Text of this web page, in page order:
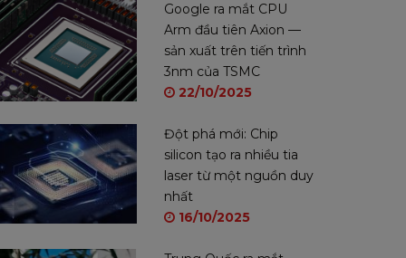
Google ra mắt CPU
Arm đầu tiên Axion —
sản xuất trên tiến trình
3nm của TSMC
22/10/2025
Đột phá mới: Chip
silicon tạo ra nhiều tia
laser từ một nguồn duy
nhất
16/10/2025